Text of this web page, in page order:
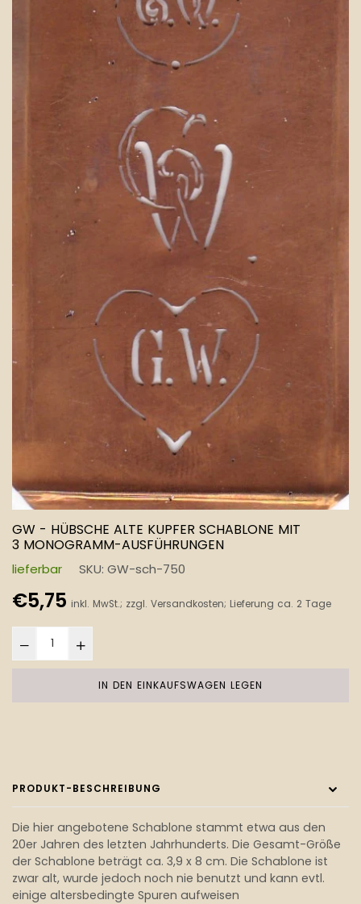
GW - HÜBSCHE ALTE KUPFER SCHABLONE MIT
3 MONOGRAMM-AUSFÜHRUNGEN
lieferbar SKU: GW-sch-750
Normaler
Preis
€5,75 inkl. MwSt.; zzgl. Versandkosten; Lieferung ca. 2 Tage
IN DEN EINKAUFSWAGEN LEGEN
PRODUKT-BESCHREIBUNG
Die hier angebotene Schablone stammt etwa aus den
20er Jahren des letzten Jahrhunderts. Die Gesamt-Größe
der Schablone beträgt ca. 3,9 x 8 cm. Die Schablone ist
zwar alt, wurde jedoch noch nie benutzt und kann evtl.
einige altersbedingte Spuren aufweisen